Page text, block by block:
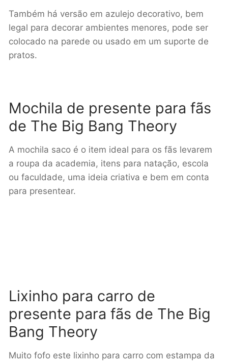
Também há versão em azulejo decorativo, bem
legal para decorar ambientes menores, pode ser
colocado na parede ou usado em um suporte de
pratos.
Mochila de presente para fãs
de The Big Bang Theory
A mochila saco é o item ideal para os fãs levarem
a roupa da academia, itens para natação, escola
ou faculdade, uma ideia criativa e bem em conta
para presentear.
Lixinho para carro de
presente para fãs de The Big
Bang Theory
Muito fofo este lixinho para carro com estampa da